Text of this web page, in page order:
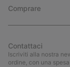
Comprare
Contattaci
Iscriviti alla nostra
ordine, con una